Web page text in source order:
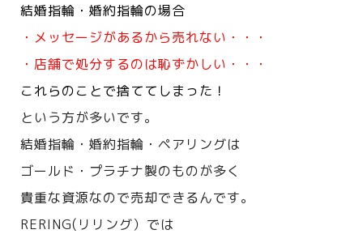
結婚指輪・婚約指輪の場合
・メッセージがあるから売れない・・・
・店舗で処分するのは恥ずかしい・・・
これらのことで捨ててしまった！
という方が多いです。
結婚指輪・婚約指輪・ペアリングは
ゴールド・プラチナ製のものが多く
貴重な資源なので売却できるんです。
RERING(リリング）では